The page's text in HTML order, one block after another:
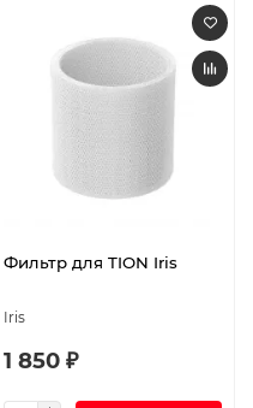
Фильтр для TION Iris
Iris
1 850 ₽